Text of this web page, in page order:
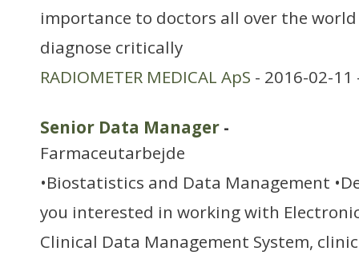
importance to doctors all over the
diagnose critically
RADIOMETER MEDICAL ApS - 2016-02-
Senior Data Manager -
Farmaceutarbejde
•Biostatistics and Data Management
you interested in working with
Clinical Data Management System,